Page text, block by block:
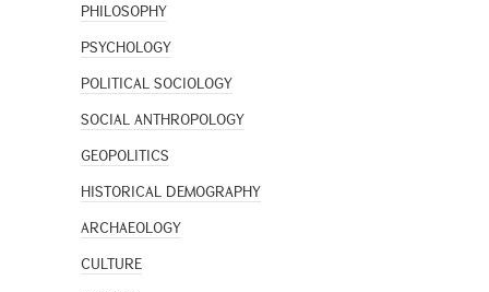
PHILOSOPHY
PSYCHOLOGY
POLITICAL SOCIOLOGY
SOCIAL ANTHROPOLOGY
GEOPOLITICS
HISTORICAL DEMOGRAPHY
ARCHAEOLOGY
CULTURE